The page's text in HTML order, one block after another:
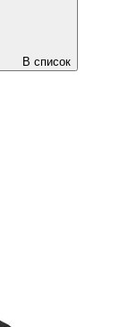
В список